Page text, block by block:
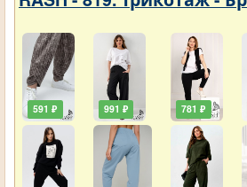
591 ₽ 991 ₽ 781 ₽